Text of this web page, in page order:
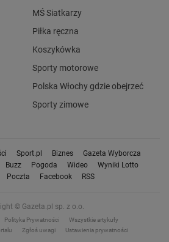
MŚ Siatkarzy
Piłka ręczna
Koszykówka
Sporty motorowe
Polska Włochy gdzie obejrzeć
Sporty zimowe
Sport.pl Biznes
Gazeta Wyborcza
Buzz Pogoda Wideo
Wyniki Lotto
Poczta Facebook RSS
© Gazeta.pl sp. z o.o.
Polityka Prywatności
Wszystkie artykuły
Zgłoś uwagi Ustawienia prywatności